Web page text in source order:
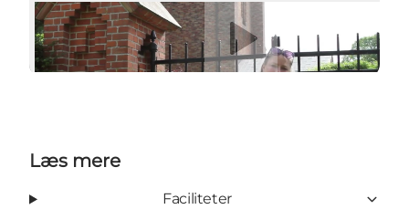
Afspil video
Læs mere
Faciliteter